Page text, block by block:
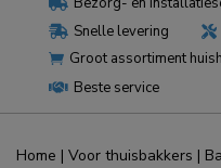

 Snelle levering 
 Groot assortiment
 Beste service
Home | Voor thuisbakkers |